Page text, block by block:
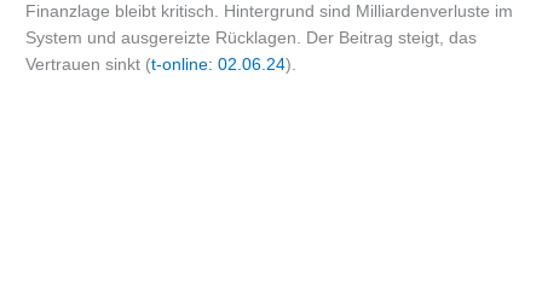
Finanzlage bleibt kritisch. Hintergrund sind Milliardenverluste im
System und ausgereizte Rücklagen. Der Beitrag steigt, das
Vertrauen sinkt (t-online: 02.06.24).